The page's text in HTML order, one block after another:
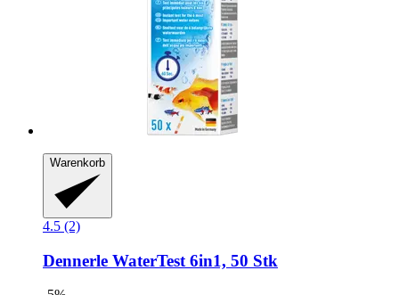
Warenkorb
4.5 (2)
Dennerle WaterTest 6in1, 50 Stk